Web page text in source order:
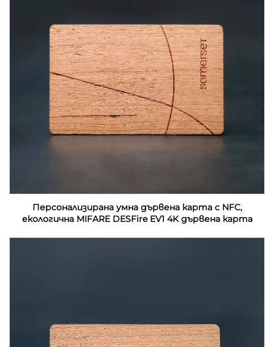
Персонализирана умна дървена карта с NFC,
екологична MIFARE DESFire EV1 4K дървена карта